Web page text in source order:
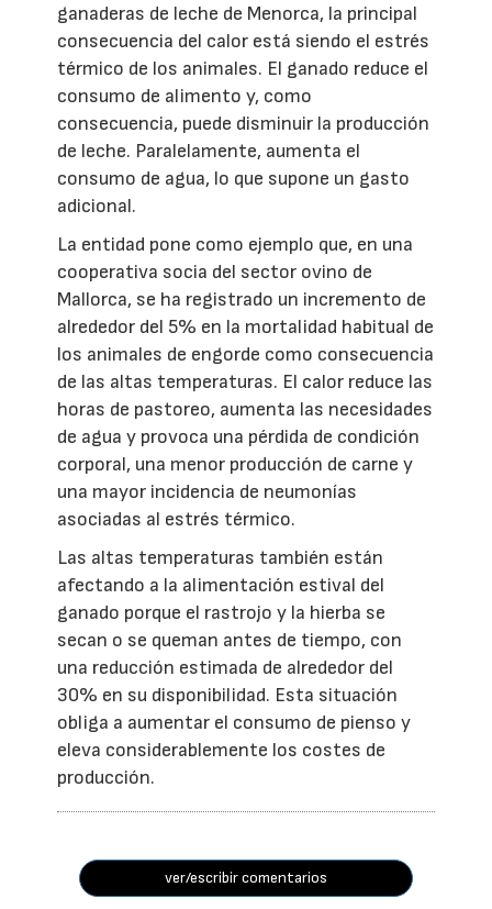
ganaderas de leche de Menorca, la principal
consecuencia del calor está siendo el estrés
térmico de los animales. El ganado reduce el
consumo de alimento y, como
consecuencia, puede disminuir la producción
de leche. Paralelamente, aumenta el
consumo de agua, lo que supone un gasto
adicional.
La entidad pone como ejemplo que, en una
cooperativa socia del sector ovino de
Mallorca, se ha registrado un incremento de
alrededor del 5% en la mortalidad habitual de
los animales de engorde como consecuencia
de las altas temperaturas. El calor reduce las
horas de pastoreo, aumenta las necesidades
de agua y provoca una pérdida de condición
corporal, una menor producción de carne y
una mayor incidencia de neumonías
asociadas al estrés térmico.
Las altas temperaturas también están
afectando a la alimentación estival del
ganado porque el rastrojo y la hierba se
secan o se queman antes de tiempo, con
una reducción estimada de alrededor del
30% en su disponibilidad. Esta situación
obliga a aumentar el consumo de pienso y
eleva considerablemente los costes de
producción.
ver/escribir comentarios